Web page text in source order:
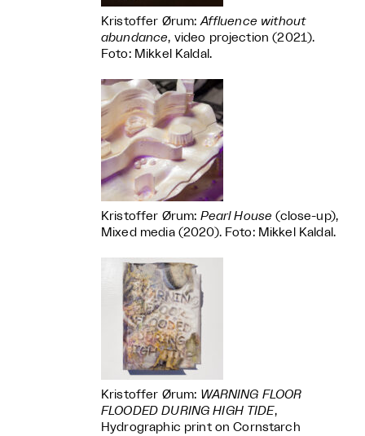
Kristoffer Ørum:Affluence without
abundance, video projection (2021).
Foto: Mikkel Kaldal.
Kristoffer Ørum: Pearl House (close-up),
Mixed media (2020). Foto: Mikkel Kaldal.
Kristoffer Ørum: WARNING FLOOR
FLOODED DURING HIGH TIDE,
Hydrographic print on Cornstarch